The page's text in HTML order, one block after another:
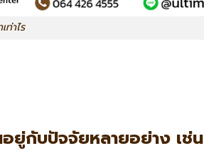
ท่าไร
ยู่กับปัจจัยหลายอย่าง เช่น